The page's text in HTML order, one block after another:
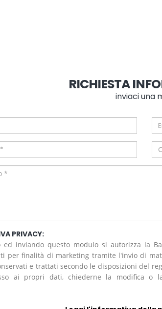
RICHIESTA
inviaci una
PRIVACY:
ed inviando questo modulo si autorizza la
per finalità di marketing tramite l'invio di
e trattati secondo le disposizioni del
ai propri dati, chiederne la modifica o